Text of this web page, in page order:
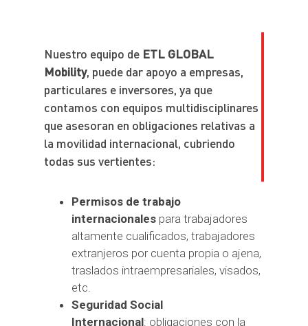
Nuestro equipo de ETL GLOBAL
Mobility, puede dar apoyo a empresas,
particulares e inversores, ya que
contamos con equipos multidisciplinares
que asesoran en obligaciones relativas a
la movilidad internacional, cubriendo
todas sus vertientes:
Permisos de trabajo
internacionales para trabajadores
altamente cualificados, trabajadores
extranjeros por cuenta propia o ajena,
traslados intraempresariales, visados,
etc.
Seguridad Social
Internacional: obligaciones con la